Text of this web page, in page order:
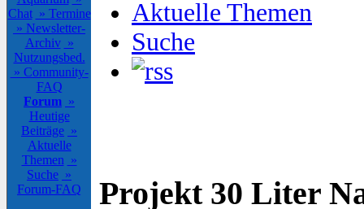
Chat » Termine
» Newsletter-
Archiv »
Nutzungsbed.
» Community-
FAQ
Forum »
Heutige
Beiträge »
Aktuelle
Themen »
Suche »
Forum-FAQ
Aktuelle Themen
Suche
Projekt 30 Liter